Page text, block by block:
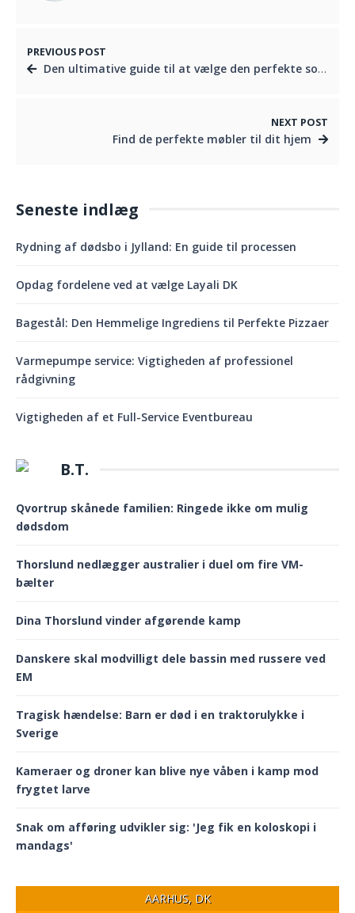
PREVIOUS POST
Den ultimative guide til at vælge den perfekte sofa
NEXT POST
Find de perfekte møbler til dit hjem
Seneste indlæg
Rydning af dødsbo i Jylland: En guide til processen
Opdag fordelene ved at vælge Layali DK
Bagestål: Den Hemmelige Ingrediens til Perfekte Pizzaer
Varmepumpe service: Vigtigheden af professionel
rådgivning
Vigtigheden af et Full-Service Eventbureau
B.T.
Qvortrup skånede familien: Ringede ikke om mulig
dødsdom
Thorslund nedlægger australier i duel om fire VM-
bælter
Dina Thorslund vinder afgørende kamp
Danskere skal modvilligt dele bassin med russere ved
EM
Tragisk hændelse: Barn er død i en traktorulykke i
Sverige
Kameraer og droner kan blive nye våben i kamp mod
frygtet larve
Snak om afføring udvikler sig: 'Jeg fik en koloskopi i
mandags'
AARHUS, DK